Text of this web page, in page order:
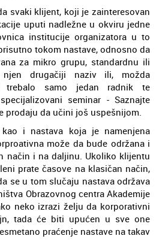
svaki klijent, koji je zainteresovan
uputi nadležne u okviru jedne
institucije organizatora u to
tokom nastave, odnosno da
za mikro grupu, standardnu ili
drugačiji naziv ili, možda
trebalo samo jedan radnik te
seminar - Saznajte
prodaju da učini još uspešnijom.
i nastava koja je namenjena
može da bude održana i
način i na daljinu. Ukoliko klijentu
prate časove na klasičan način,
se u tom slučaju nastava održava
Obrazovnog centra Akademije
neko izrazi želju da korporativni
tada će biti upućen u sve one
praćenje nastave na takav